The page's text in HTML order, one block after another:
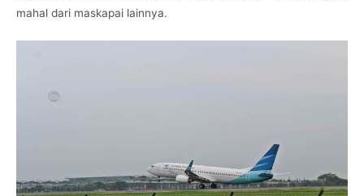
mahal dari maskapai lainnya.